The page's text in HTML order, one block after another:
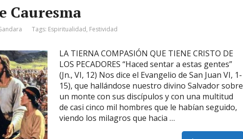
Cauresma
Tags: Espiritualidad, Festividad
LA TIERNA COMPASIÓN QUE TIENE CRISTO DE
LOS PECADORES “Haced sentar a estas gentes”
(Jn., VI, 12) Nos dice el Evangelio de San Juan VI, 1-
15), que hallándose nuestro divino Salvador sobre
un monte con sus discípulos y con una multitud
de casi cinco mil hombres que le habían seguido,
viendo los milagros que hacia …